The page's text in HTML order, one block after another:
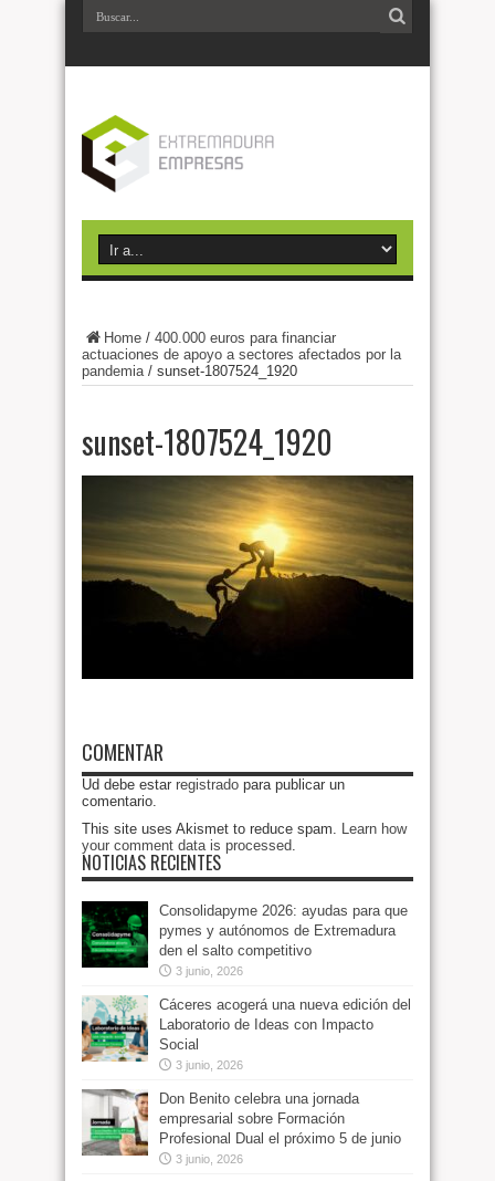
Home / 400.000 euros para financiar
actuaciones de apoyo a sectores afectados por la
pandemia/ sunset-1807524_1920
sunset-1807524_1920
COMENTAR
Ud debe estar registrado para publicar un
comentario.
This site uses Akismet to reduce spam. Learn how
your comment data is processed.
NOTICIAS RECIENTES
Consolidapyme 2026: ayudas para que
pymes y autónomos de Extremadura
den el salto competitivo
3 junio, 2026
Cáceres acogerá una nueva edición del
Laboratorio de Ideas con Impacto
Social
3 junio, 2026
Don Benito celebra una jornada
empresarial sobre Formación
Profesional Dual el próximo 5 de junio
3 junio, 2026